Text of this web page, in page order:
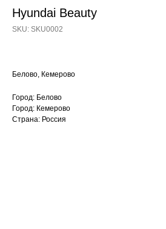
Hyundai Beauty
SKU: SKU0002
Белово, Кемерово
Город: Белово
Город: Кемерово
Страна: Россия